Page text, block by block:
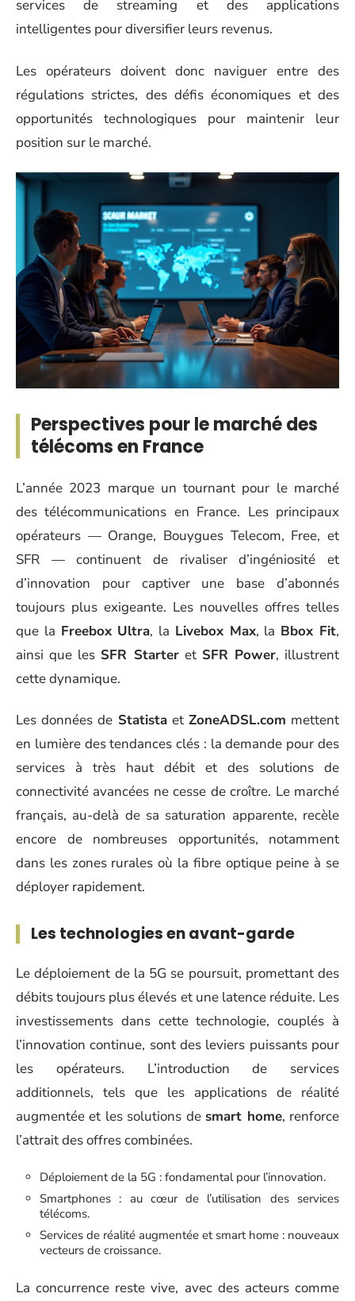
services de streaming et des applications
intelligentes pour diversifier leurs revenus.
Les opérateurs doivent donc naviguer entre des
régulations strictes, des défis économiques et des
opportunités technologiques pour maintenir leur
position sur le marché.
Perspectives pour le marché des
télécoms en France
L’année 2023 marque un tournant pour le marché
des télécommunications en France. Les principaux
opérateurs — Orange, Bouygues Telecom, Free, et
SFR — continuent de rivaliser d’ingéniosité et
d’innovation pour captiver une base d’abonnés
toujours plus exigeante. Les nouvelles offres telles
que la Freebox Ultra, la Livebox Max, la Bbox Fit,
ainsi que les SFR Starteret SFR Power, illustrent
cette dynamique.
Les données de Statistaet ZoneADSL.com mettent
en lumière des tendances clés : la demande pour des
services à très haut débit et des solutions de
connectivité avancées ne cesse de croître. Le marché
français, au-delà de sa saturation apparente, recèle
encore de nombreuses opportunités, notamment
dans les zones rurales où la fibre optique peine à se
déployer rapidement.
Les technologies en avant-garde
Le déploiement de la 5G se poursuit, promettant des
débits toujours plus élevés et une latence réduite. Les
investissements dans cette technologie, couplés à
l’innovation continue, sont des leviers puissants pour
les opérateurs. L’introduction de services
additionnels, tels que les applications de réalité
augmentée et les solutions de smart home, renforce
l’attrait des offres combinées.
Déploiement de la 5G : fondamental pour l’innovation.
Smartphones : au cœur de l’utilisation des services
télécoms.
Services de réalité augmentée et smart home : nouveaux
vecteurs de croissance.
La concurrence reste vive, avec des acteurs comme